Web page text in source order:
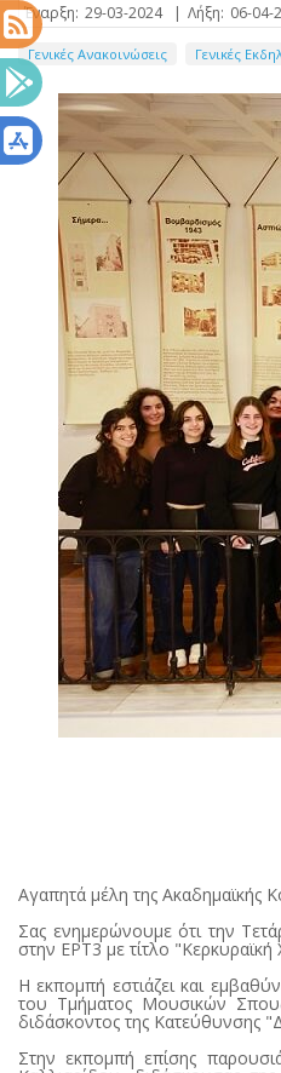
Έναρξη: 29-03-2024 | Λήξη: 06-04-
Γενικές Ανακοινώσεις Γενικές
Αγαπητά μέλη της Ακαδημαϊκής
Σας ενημερώνουμε ότι την
στην ΕΡΤ3 με τίτλο
Η εκπομπή εστιάζει και
του Τμήματος Μουσικών
διδάσκοντος της Κατεύθυνσης
Στην εκπομπή επίσης